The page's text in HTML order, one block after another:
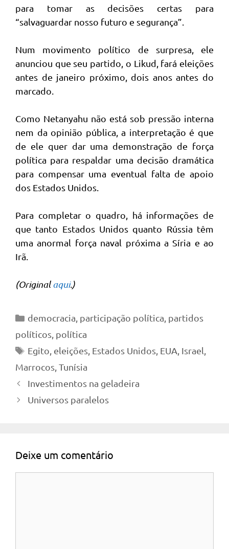
para tomar as decisões certas para
“salvaguardar nosso futuro e segurança”.
Num movimento político de surpresa, ele
anunciou que seu partido, o Likud, fará eleições
antes de janeiro próximo, dois anos antes do
marcado.
Como Netanyahu não está sob pressão interna
nem da opinião pública, a interpretação é que
de ele quer dar uma demonstração de força
política para respaldar uma decisão dramática
para compensar uma eventual falta de apoio
dos Estados Unidos.
Para completar o quadro, há informações de
que tanto Estados Unidos quanto Rússia têm
uma anormal força naval próxima a Síria e ao
Irã.
(Originalaqui.)
Categorias
democracia participação política partidos
políticos política
Tags
Egito eleições, Estados Unidos, EUA Israel
Marrocos Tunísia
Investimentos na geladeira
Universos paralelos
Deixe um comentário